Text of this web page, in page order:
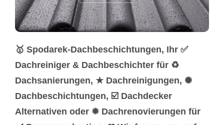
🥇 Spodarek-Dachbeschichtungen, Ihr ✅
Dachreiniger & Dachbeschichter für ♻
Dachsanierungen, ★ Dachreinigungen, ✺
Dachbeschichtungen, ☑️ Dachdecker
Alternativen oder ✹ Dachrenovierungen für